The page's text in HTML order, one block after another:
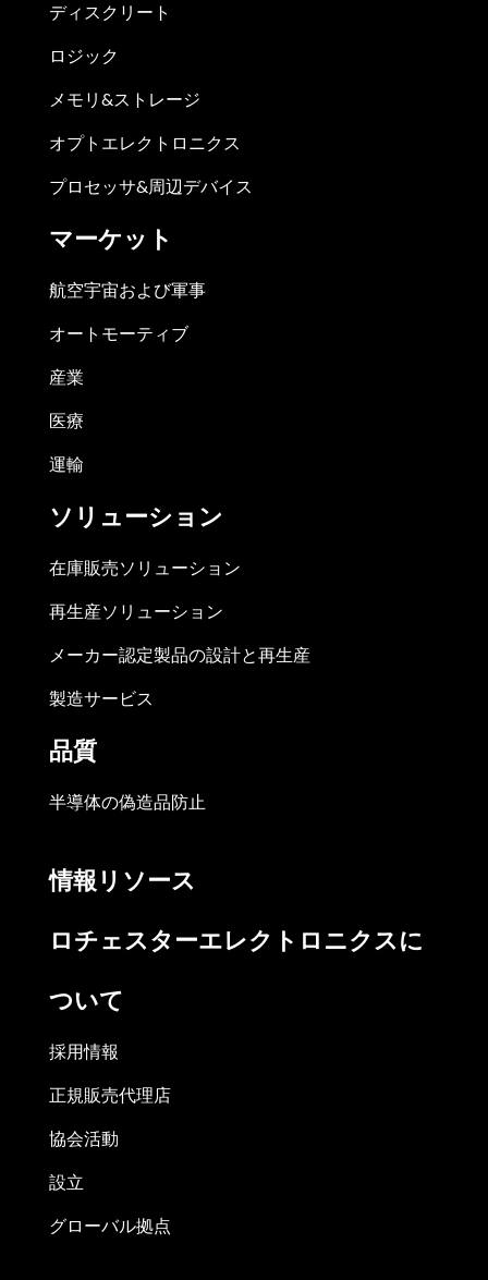
ディスクリート
ロジック
メモリ&ストレージ
オプトエレクトロニクス
プロセッサ&周辺デバイス
マーケット
航空宇宙および軍事
オートモーティブ
産業
医療
運輸
ソリューション
在庫販売ソリューション
再生産ソリューション
メーカー認定製品の設計と再生産
製造サービス
品質
半導体の偽造品防止
情報リソース
ロチェスターエレクトロニクスに
ついて
採用情報
正規販売代理店
協会活動
設立
グローバル拠点